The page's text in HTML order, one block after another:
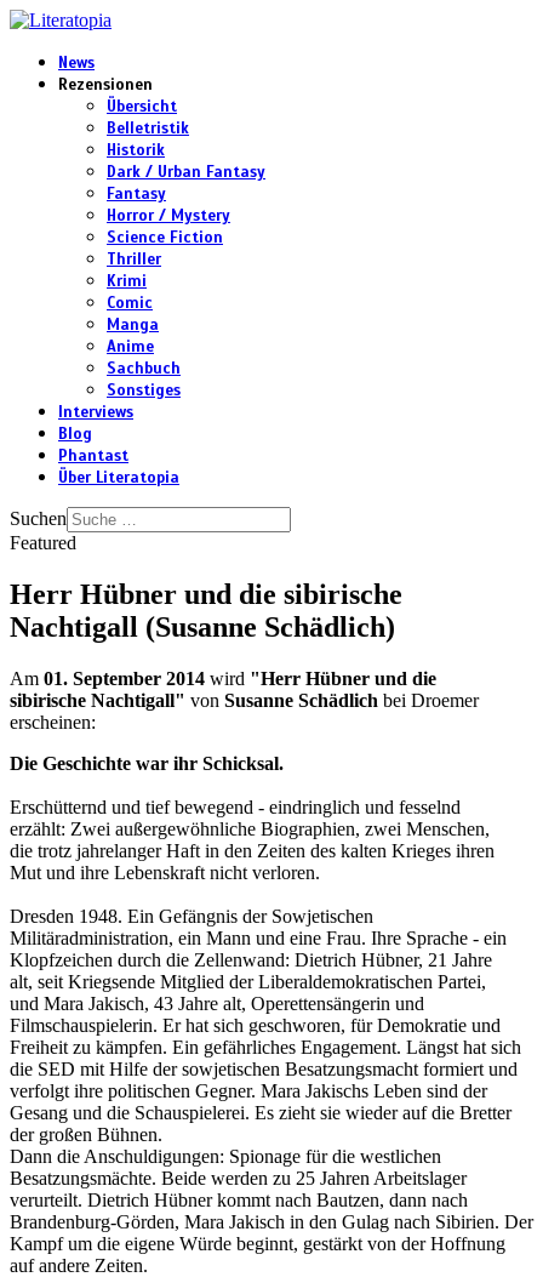
News
Rezensionen
Übersicht
Belletristik
Historik
Dark / Urban Fantasy
Fantasy
Horror / Mystery
Science Fiction
Thriller
Krimi
Comic
Manga
Anime
Sachbuch
Sonstiges
Interviews
Blog
Phantast
Über Literatopia
Suchen
Featured
Herr Hübner und die sibirische
Nachtigall (Susanne Schädlich)
Am 01. September 2014 wird "Herr Hübner und die
sibirische Nachtigall" von Susanne Schädlich bei Droemer
erscheinen:
Die Geschichte war ihr Schicksal.
Erschütternd und tief bewegend - eindringlich und fesselnd
erzählt: Zwei außergewöhnliche Biographien, zwei Menschen,
die trotz jahrelanger Haft in den Zeiten des kalten Krieges ihren
Mut und ihre Lebenskraft nicht verloren.
Dresden 1948. Ein Gefängnis der Sowjetischen
Militäradministration, ein Mann und eine Frau. Ihre Sprache - ein
Klopfzeichen durch die Zellenwand: Dietrich Hübner, 21 Jahre
alt, seit Kriegsende Mitglied der Liberaldemokratischen Partei,
und Mara Jakisch, 43 Jahre alt, Operettensängerin und
Filmschauspielerin. Er hat sich geschworen, für Demokratie und
Freiheit zu kämpfen. Ein gefährliches Engagement. Längst hat sich
die SED mit Hilfe der sowjetischen Besatzungsmacht formiert und
verfolgt ihre politischen Gegner. Mara Jakischs Leben sind der
Gesang und die Schauspielerei. Es zieht sie wieder auf die Bretter
der großen Bühnen.
Dann die Anschuldigungen: Spionage für die westlichen
Besatzungsmächte. Beide werden zu 25 Jahren Arbeitslager
verurteilt. Dietrich Hübner kommt nach Bautzen, dann nach
Brandenburg-Görden, Mara Jakisch in den Gulag nach Sibirien. Der
Kampf um die eigene Würde beginnt, gestärkt von der Hoffnung
auf andere Zeiten.